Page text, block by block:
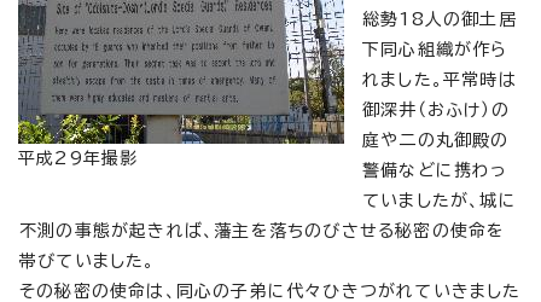
平成29年撮影
総勢18人の御土居
下同心組織が作ら
れました。平常時は
御深井（おふけ）の
庭や二の丸御殿の
警備などに携わっ
ていましたが、城に
不測の事態が起きれば、藩主を落ちのびさせる秘密の使命を
帯びていました。
その秘密の使命は、同心の子弟に代々ひきつがれていきました